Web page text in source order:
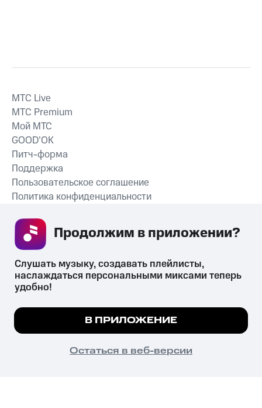
СКАЧАТЬ ПРИЛОЖЕНИЕ
MTС Live
MTС Premium
Мой МТС
GOOD’OK
Питч-форма
Поддержка
Пользовательское соглашение
Политика конфиденциальности
психотропных веществ, их аналогов причиняет вред здоровью,
их незаконный оборот запрещён и влечёт установленную
законодательством ответственность.
© 2026 ООО «КИОН».
Все права защищены
Мы используем куки, чтобы на сайте все
Подробнее
ПОНЯТНО
Слушать музыку, создавать плейлисты,
наслаждаться персональными миксами теперь
удобно!
В ПРИЛОЖЕНИЕ
Остаться в веб-версии